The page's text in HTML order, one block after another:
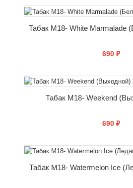
КУПИТЬ
690 ₽
КУПИТЬ
Табак M18- Weekend
690 ₽
КУПИТЬ
Табак M18- Watermelon Ice